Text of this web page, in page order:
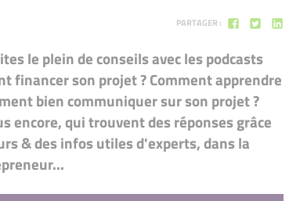
PARTAGER :
le plein de conseils avec les podcasts
financer son projet ? Comment apprendre
bien communiquer sur son projet ?
encore, qui trouvent des réponses grâce
& des infos utiles d'experts, dans la